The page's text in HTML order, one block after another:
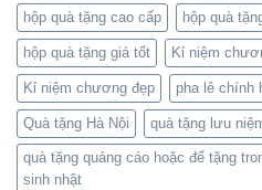
hộp quà tặng cao cấp hộp quà
hộp quà tặng giá tốt Kỉ niệm
Kỉ niệm chương đẹp pha lê chính
Quà tặng Hà Nội quà tặng lưu
quà tặng quảng cáo hoặc để tặng
sinh nhật